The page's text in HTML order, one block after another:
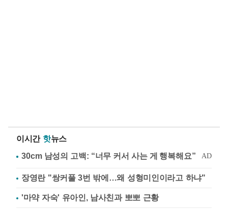
이시간 핫뉴스
장영란 "쌍커풀 3번 밖에…왜 성형미인이라고 하냐"
'마약 자숙' 유아인, 남사친과 뽀뽀 근황